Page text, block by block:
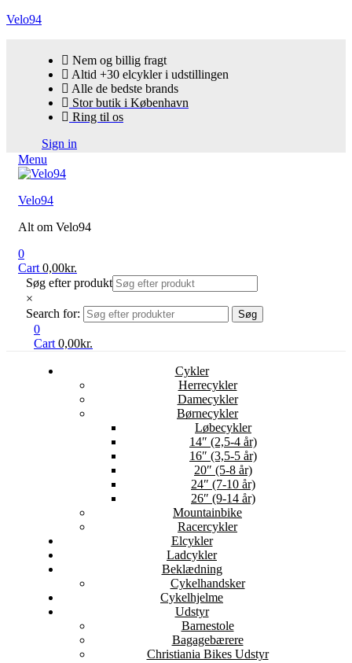
Velo94
Nem og billig fragt
Altid +30 elcykler i udstillingen
Alle de bedste brands
Stor butik i København
Ring til os
Sign in
Menu
Velo94
Alt om Velo94
0
Cart 0,00kr.
Søg efter produkt
×
Search for:
Søg
0
Cart 0,00kr.
Cykler
Herrecykler
Damecykler
Børnecykler
Løbecykler
14″ (2,5-4 år)
16″ (3,5-5 år)
20″ (5-8 år)
24″ (7-10 år)
26″ (9-14 år)
Mountainbike
Racercykler
Elcykler
Ladcykler
Beklædning
Cykelhandsker
Cykelhjelme
Udstyr
Barnestole
Bagagebærere
Christiania Bikes Udstyr